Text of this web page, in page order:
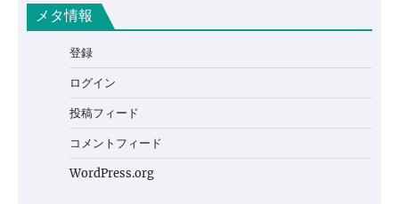
メタ情報
登録
ログイン
投稿フィード
コメントフィード
WordPress.org